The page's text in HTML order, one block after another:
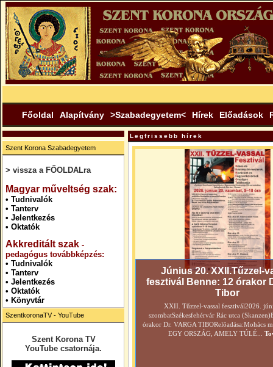
Főoldal Alapítvány >Szabadegyetem< Hírek Előadások
Szent Korona Szabadegyetem
> vissza a FŐOLDALra
Magyar műveltség szak:
• Tudnivalók
• Tanterv
• Jelentkezés
• Oktatók
Akkreditált szak -
pedagógus továbbképzés:
• Tudnivalók
• Tanterv
• Jelentkezés
• Oktatók
• Könyvtár
SzentkoronaTV - YouTube
Szent Korona TV
YouTube csatornája.
Legfrissebb hírek
Június 20. XXII.Tűzzel-
fesztivál Benne: 12 órakor
Tibor
XXII. Tűzzel-vassal fesztivál2026.
szombatSzékesfehérvár Rác utca
órakor Dr. VARGA TIBORelőadása:Mohács
EGY ORSZÁG, AMELY TÚLÉ...